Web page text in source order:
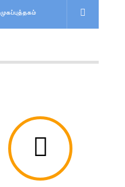
முகப்புத்தகம்